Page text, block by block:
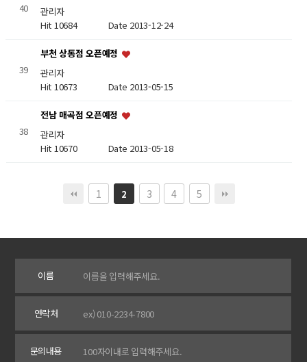
40
관리자
Hit 10684 Date 2013-12-24
39
부천 상동점 오픈예정
관리자
Hit 10673 Date 2013-05-15
38
전남 매곡점 오픈예정
관리자
Hit 10670 Date 2013-05-18
1 2 3 4 5
이름
연락처
문의내용